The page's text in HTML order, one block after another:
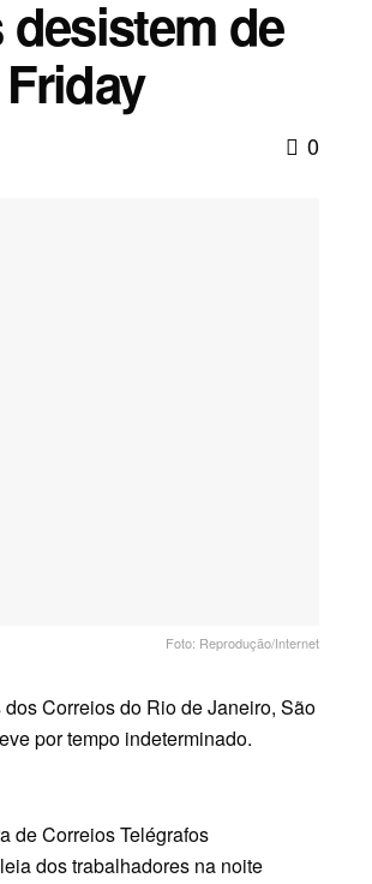
de
0
Foto: Reprodução/Internet
Correios do Rio de Janeiro, São
por tempo indeterminado.
de Correios Telégrafos
dos trabalhadores na noite